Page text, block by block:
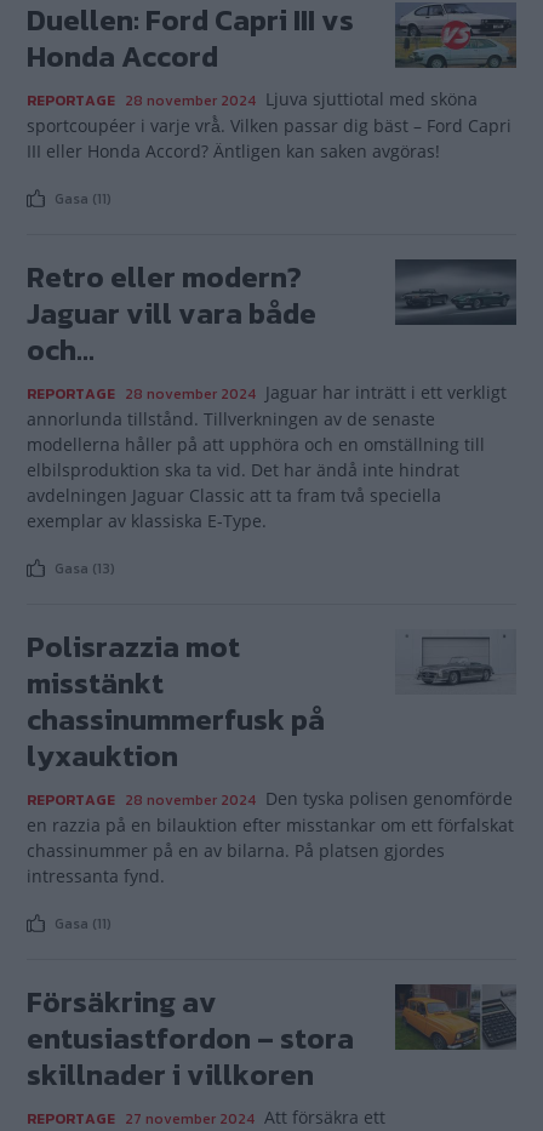
Duellen: Ford Capri III vs
Honda Accord
REPORTAGE 28 november 2024 Ljuva sjuttiotal med sköna
sportcoupéer i varje vrå̊. Vilken passar dig bäst – Ford Capri
III eller Honda Accord? Äntligen kan saken avgöras!
Gasa (11)
Retro eller modern?
Jaguar vill vara både
och...
REPORTAGE 28 november 2024 Jaguar har inträtt i ett verkligt
annorlunda tillstånd. Tillverkningen av de senaste
modellerna håller på att upphöra och en omställning till
elbilsproduktion ska ta vid. Det har ändå inte hindrat
avdelningen Jaguar Classic att ta fram två speciella
exemplar av klassiska E-Type.
Gasa (13)
Polisrazzia mot
misstänkt
chassinummerfusk på
lyxauktion
REPORTAGE 28 november 2024 Den tyska polisen genomförde
en razzia på en bilauktion efter misstankar om ett förfalskat
chassinummer på en av bilarna. På platsen gjordes
intressanta fynd.
Gasa (11)
Försäkring av
entusiastfordon – stora
skillnader i villkoren
REPORTAGE 27 november 2024 Att försäkra ett